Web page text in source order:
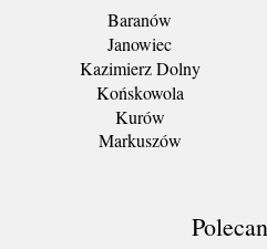
Baranów
Janowiec
Kazimierz Dolny
Końskowola
Kurów
Markuszów